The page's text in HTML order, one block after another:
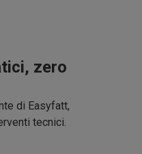
zero
di Easyfatt,
tecnici.